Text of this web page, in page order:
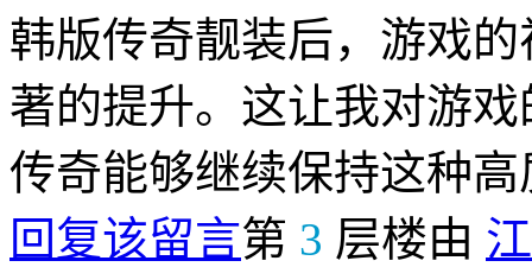
韩版传奇靓装后，游戏
著的提升。这让我对游
传奇能够继续保持这种
回复该留言第 3 层楼由